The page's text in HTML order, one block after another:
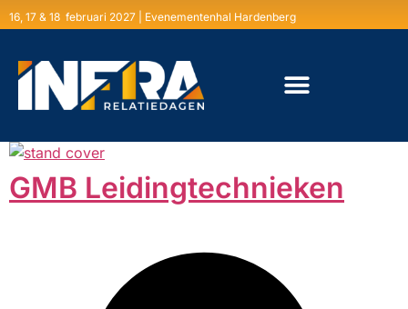
16, 17 & 18 februari 2027 | Evenementenhal Hardenberg
GMB Leidingtechnieken